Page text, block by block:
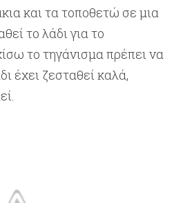
και τα τοποθετώ σε μια
το λάδι για το
το τηγάνισμα πρέπει να
έχει ζεσταθεί καλά,